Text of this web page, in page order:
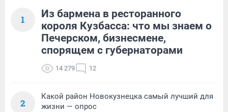
1
Из бармена в ресторанного
короля Кузбасса: что мы знаем о
Печерском, бизнесмене,
спорящем с губернаторами
14 279 12
2
Какой район Новокузнецка самый лучший для
жизни — опрос